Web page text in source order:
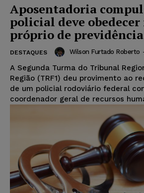
Aposentadoria
policial deve
próprio de
DESTAQUES Wilson Furtado Roberto
A Segunda Turma do Tribunal
Região (TRF1) deu provimento ao
de um policial rodoviário federal
coordenador geral de recursos